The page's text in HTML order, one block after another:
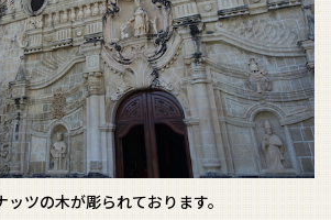
ッツの木が彫られております。